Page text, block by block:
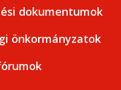
dokumentumok
önkormányzatok